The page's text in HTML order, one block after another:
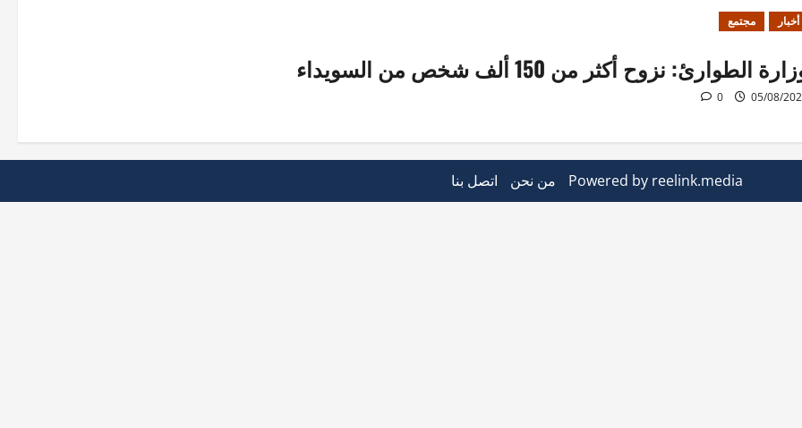
أخبار مجتمع
الطوارئ: نزوح أكثر من 150 ألف شخص من السويداء
05/08/
0
Powered by reelink.media من نحن اتصل بنا